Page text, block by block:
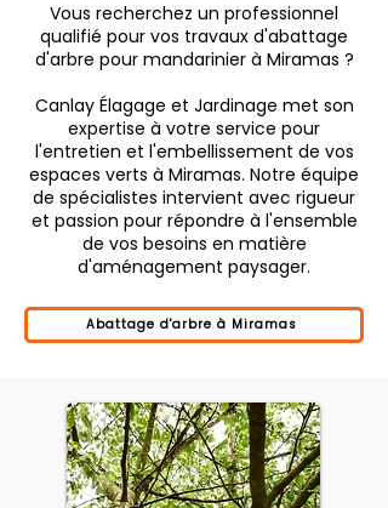
Vous recherchez un professionnel
qualifié pour vos travaux d'abattage
d'arbre pour mandarinier à Miramas ?
Canlay Élagage et Jardinage met son
expertise à votre service pour
l'entretien et l'embellissement de vos
espaces verts à Miramas. Notre équipe
de spécialistes intervient avec rigueur
et passion pour répondre à l'ensemble
de vos besoins en matière
d'aménagement paysager.
Abattage d'arbre à Miramas